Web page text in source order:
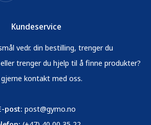
Kundeservice
vedr. din bestilling, trenger du
trenger du hjelp til å finne produkter?
kontakt med oss.
post: post@gymo.no